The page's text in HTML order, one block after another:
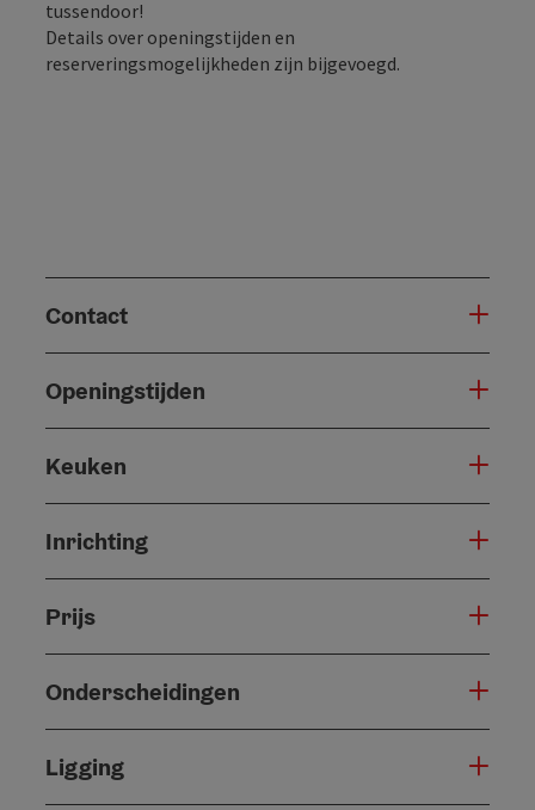
tussendoor!
Details over openingstijden en
reserveringsmogelijkheden zijn bijgevoegd.
Contact
Openingstijden
Keuken
Inrichting
Prijs
Onderscheidingen
Ligging